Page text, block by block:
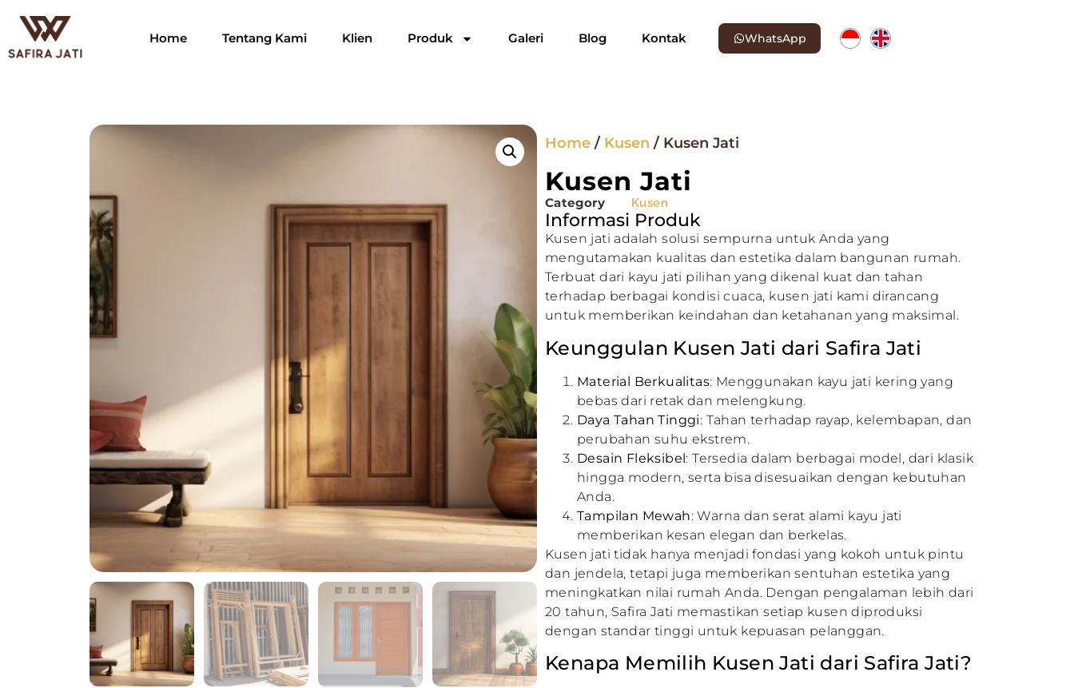
Home Tentang Kami Klien Produk Galeri Blog Kontak WhatsApp
Home / Kusen / Kusen Jati
Kusen Jati
Category Kusen
Informasi Produk
Kusen jati adalah solusi sempurna untuk Anda yang
mengutamakan kualitas dan estetika dalam bangunan rumah.
Terbuat dari kayu jati pilihan yang dikenal kuat dan tahan
terhadap berbagai kondisi cuaca, kusen jati kami dirancang
untuk memberikan keindahan dan ketahanan yang maksimal.
Keunggulan Kusen Jati dari Safira Jati
Material Berkualitas: Menggunakan kayu jati kering yang
bebas dari retak dan melengkung.
Daya Tahan Tinggi: Tahan terhadap rayap, kelembapan, dan
perubahan suhu ekstrem.
Desain Fleksibel: Tersedia dalam berbagai model, dari klasik
hingga modern, serta bisa disesuaikan dengan kebutuhan
Anda.
Tampilan Mewah: Warna dan serat alami kayu jati
memberikan kesan elegan dan berkelas.
Kusen jati tidak hanya menjadi fondasi yang kokoh untuk pintu
dan jendela, tetapi juga memberikan sentuhan estetika yang
meningkatkan nilai rumah Anda. Dengan pengalaman lebih dari
20 tahun, Safira Jati memastikan setiap kusen diproduksi
dengan standar tinggi untuk kepuasan pelanggan.
Kenapa Memilih Kusen Jati dari Safira Jati?